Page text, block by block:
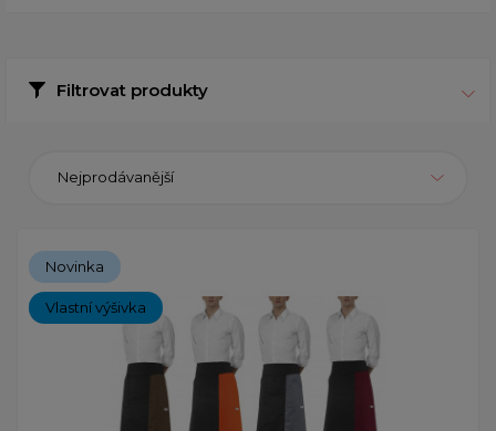
Filtrovat produkty
Nejprodávanější
Novinka
Vlastní výšivka